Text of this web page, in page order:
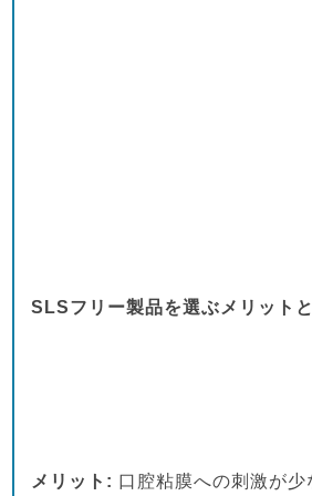
SLSフリー製品を選ぶメリット
メリット: 口腔粘膜への刺激が